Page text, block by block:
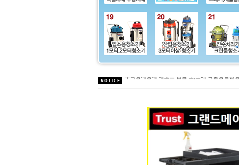
친환경인증 녹제거제 TermoRens시리즈 입점
2017년9월 택배사 변경안내 [로젠택배 발송안내]